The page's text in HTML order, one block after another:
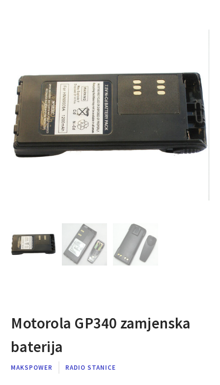
Motorola GP340 zamjenska
baterija
MAKSPOWER RADIO STANICE